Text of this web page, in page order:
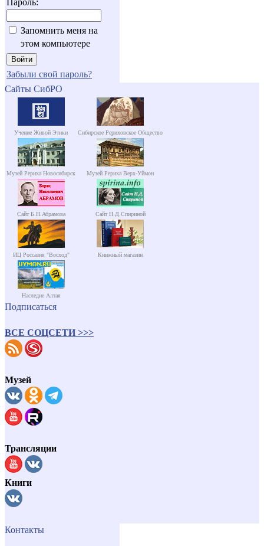
Запомнить меня на
этом компьютере
Забыли свой пароль?
Сайты СибРО
Учение Живой Этики Сибирское Рериховское Общество
Музей Рериха Новосибирск Музей Рериха Верх-Уймон
Сайт Б.Н.Абрамова Сайт Н.Д.Спириной
ИЦ Россазия "Восход" Книжный магазин
Наследие Алтая
Подписаться
ВСЕ СОЦСЕТИ >>>
Музей
Трансляции
Книги
Контакты